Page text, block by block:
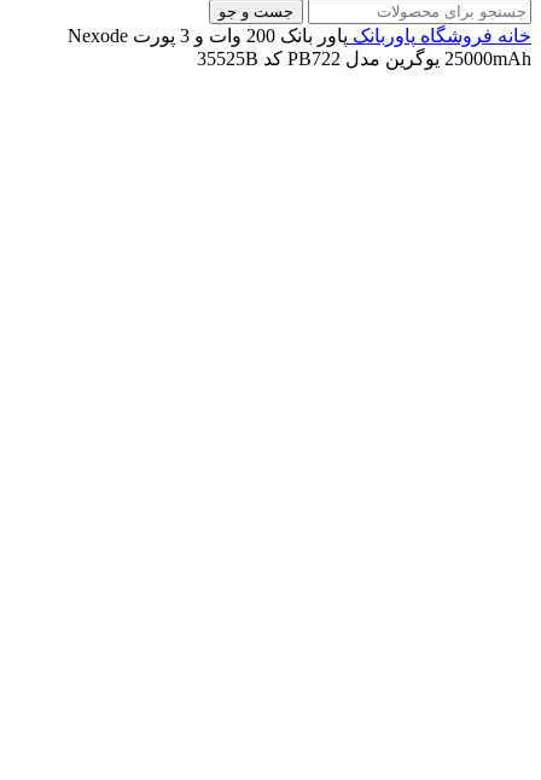
جست و جو
خانه فروشگاه پاوربانک
پاور بانک 200 وات و 3 پورت Nexode
25000mAh یوگرین مدل PB722 کد 35525B